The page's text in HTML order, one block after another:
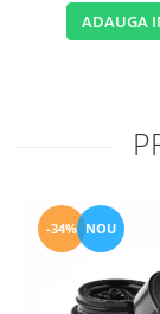
ADAUGA
-34% NOU